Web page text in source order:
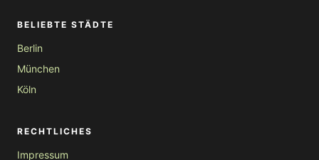
BELIEBTE STÄDTE
Berlin
München
Köln
RECHTLICHES
Impressum